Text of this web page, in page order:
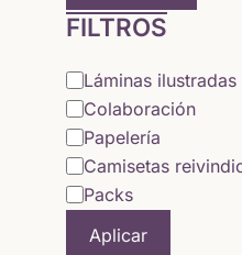
FILTROS
Categoría
Láminas ilustradas
Colaboración
Papelería
Camisetas
Packs
Aplicar